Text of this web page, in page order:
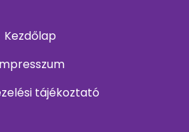
Kezdőlap
tájékoztató